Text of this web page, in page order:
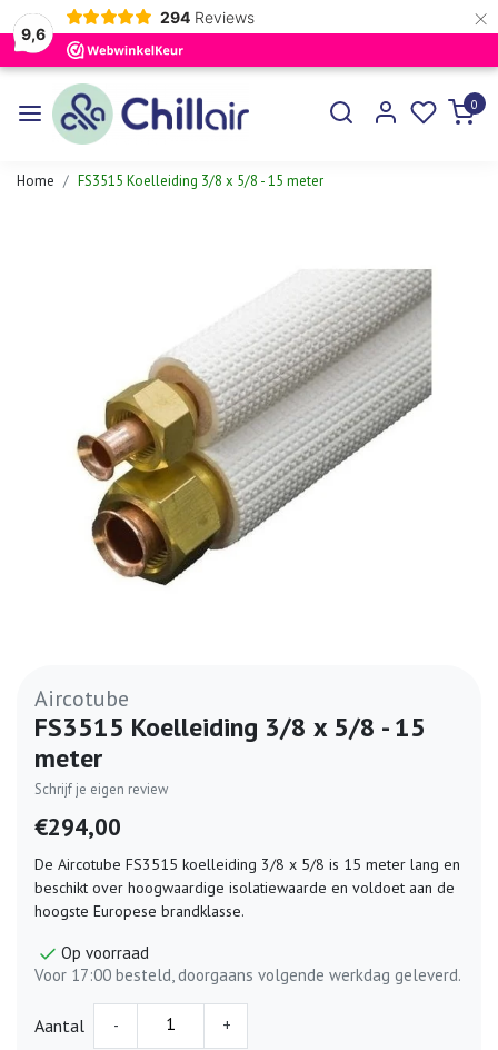
9,6
294 Reviews ×
0
Home FS3515 Koelleiding 3/8 x 5/8 - 15 meter
Aircotube
FS3515 Koelleiding 3/8 x 5/8 - 15
meter
Schrijf je eigen review
€294,00
De Aircotube FS3515 koelleiding 3/8 x 5/8 is 15 meter lang en
beschikt over hoogwaardige isolatiewaarde en voldoet aan de
hoogste Europese brandklasse.
Op voorraad
Voor 17:00 besteld, doorgaans volgende werkdag geleverd.
Aantal - +